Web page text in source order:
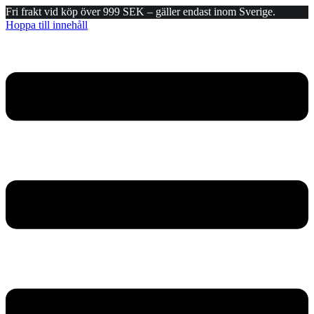
Fri frakt vid köp över 999 SEK – gäller endast inom Sverige.
Hoppa till innehåll